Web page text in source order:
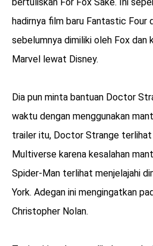
hadirnya film baru Fantastic Four
sebelumnya dimiliki oleh Fox dan
Marvel lewat Disney.
Dia pun minta bantuan Doctor
waktu dengan menggunakan
trailer itu, Doctor Strange
Multiverse karena kesalahan
Spider-Man terlihat menjelajahi
York. Adegan ini mengingatkan
Christopher Nolan.